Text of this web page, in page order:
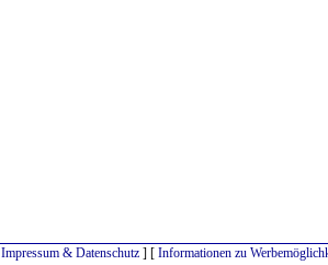
Impressum & Datenschutz ] [ Informationen zu